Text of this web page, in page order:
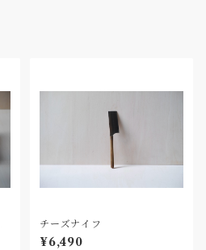
チーズナイフ
¥6,490